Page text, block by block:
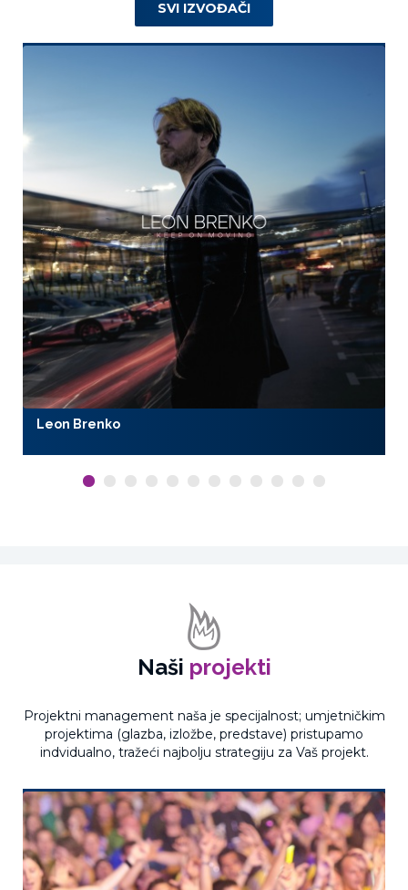
SVI IZVOĐAČI
Leon Brenko
Naši projekti
Projektni management naša je specijalnost; umjetničkim
projektima (glazba, izložbe, predstave) pristupamo
indvidualno, tražeći najbolju strategiju za Vaš projekt.